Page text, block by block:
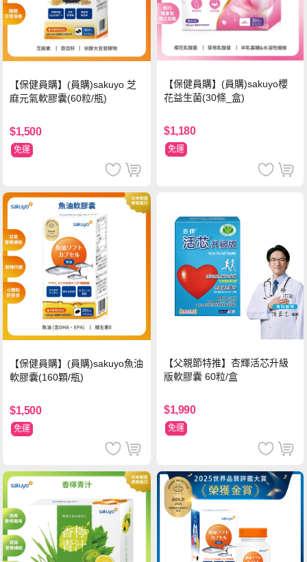
【保健員購】(員購)sakuyo 芝
麻元氣軟膠囊(60粒/瓶)
$1,500
免運
【保健員購】(員購)sakuyo櫻
花益生菌(30條_盒)
$1,180
免運
【保健員購】(員購)sakuyo魚油
軟膠囊(160顆/瓶)
$1,500
免運
【父親節特推】杏輝活芯升級
版軟膠囊 60粒/盒
$1,990
免運